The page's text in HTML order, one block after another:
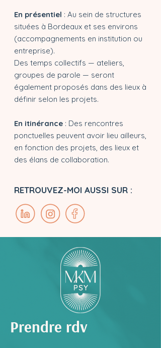
En présentiel : Au sein de structures
situées à Bordeaux et ses environs
(accompagnements en institution ou
entreprise).
Des temps collectifs — ateliers,
groupes de parole — seront
également proposés dans des lieux à
définir selon les projets.
En itinérance : Des rencontres
ponctuelles peuvent avoir lieu ailleurs,
en fonction des projets, des lieux et
des élans de collaboration.
RETROUVEZ-MOI AUSSI SUR :
Prendre rdv